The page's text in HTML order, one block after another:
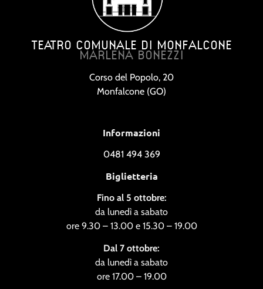
TEATRO COMUNALE DI MONFALCONE
MARLENA BONEZZI
Corso del Popolo, 20
Monfalcone (GO)
Informazioni
0481 494 369
Biglietteria
Fino al 5 ottobre:
da lunedì a sabato
ore 9.30 – 13.00 e 15.30 – 19.00
Dal 7 ottobre:
da lunedì a sabato
ore 17.00 – 19.00